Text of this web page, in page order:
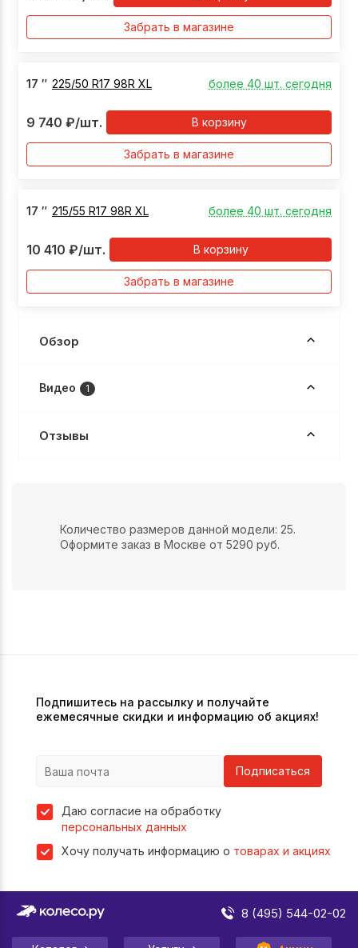
Забрать в магазине
17 ″ 225/50 R17 98R XL более 40 шт. сегодня
9 740 ₽/шт. В корзину
Забрать в магазине
17 ″ 215/55 R17 98R XL более 40 шт. сегодня
10 410 ₽/шт. В корзину
Забрать в магазине
Обзор
Видео 1
Отзывы
Количество размеров данной модели: 25.
Оформите заказ в Москве от 5290 руб.
Подпишитесь на рассылку и получайте
ежемесячные скидки и информацию об акциях!
Подписаться
Даю согласие на обработку
персональных данных
Хочу получать информацию о товарах и акциях
8 (495) 544-02-02